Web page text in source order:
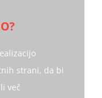
strani, da bi
več